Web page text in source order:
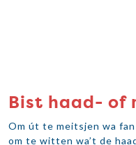
Bist haad- of
Om út te meitsjen wa
om te witten wa’t de